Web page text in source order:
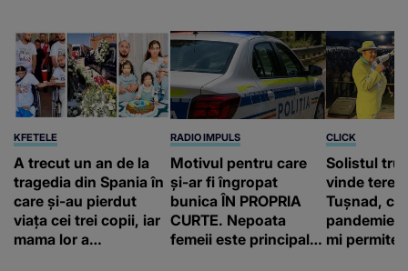
KFETELE
A trecut un an de la
tragedia din Spania în
care și-au pierdut
viața cei trei copii, iar
mama lor a…
RADIO IMPULS
Motivul pentru care
și-ar fi îngropat
bunica ÎN PROPRIA
CURTE. Nepoata
femeii este principalul
CLICK
Solistul
vinde
Tușnad,
pandemie:
mi permite